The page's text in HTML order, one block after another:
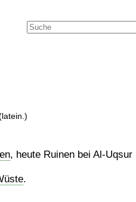
, heute Ruinen bei Al-Uqsur
.